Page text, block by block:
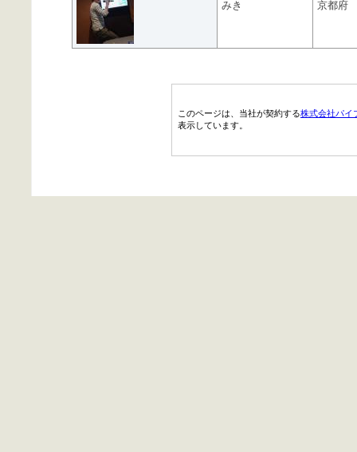
みき 京都府
このページは、当社が契約する株式会社パイ
表示しています。